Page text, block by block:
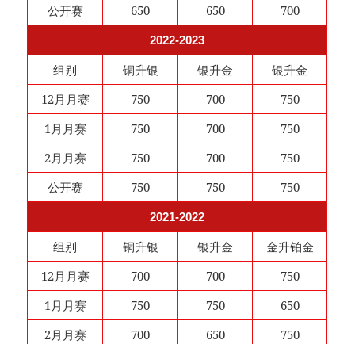
公开赛
650 650 700
2022-2023
组别 铜升银 银升金
银升金
12月月赛
750 700
750
1月月赛
750 700
750
2月月赛
750 700
750
公开赛
750 750 750
2021-2022
组别 铜升银 银升金
金升铂金
12月月赛
700 700
750
1月月赛
750 750
650
2月月赛
700 650
750